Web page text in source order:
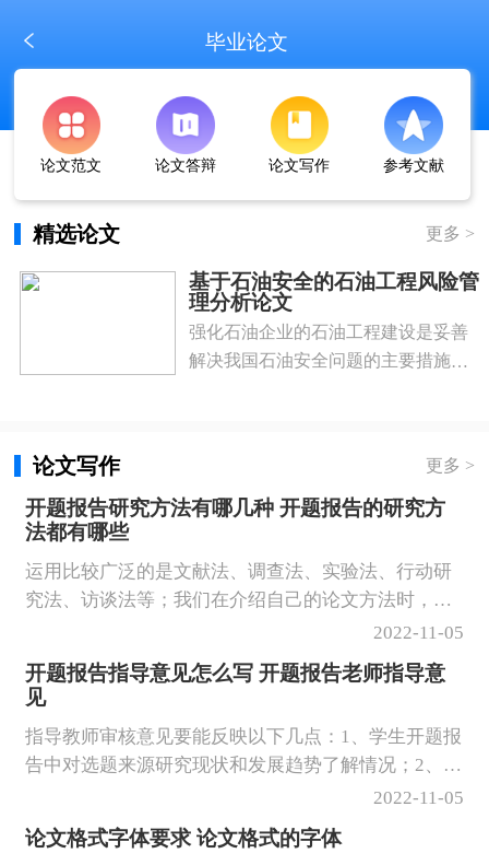
毕业论文
论文范文 论文答辩 论文写作 参考文献
精选论文 更多 >
基于石油安全的石油工程风险管
理分析论文
强化石油企业的石油工程建设是妥善
解决我国石油安全问题的主要措施，
管理，企业应当强化风险管理识别意
识、建立健全风险管理体系、综合运
素质等，以此，才可为我国全面发展
与建设作出应有贡献。
论文写作 更多 >
开题报告研究方法有哪几种 开题报告的研究方
法都有哪些
运用比较广泛的是文献法、调查法、实验法、行动研
究法、访谈法等；我们在介绍自己的论文方法时，不
是对方法概念的解释，而是要介绍你如何使用的研究
方法，比如问卷调查法，你就要阐述清楚你的问卷是
自制的呢？还是沿用的前人的呢？我们在研究用，不
要罗列一大堆的研究方法，主要提炼一两种研究方
法，侧重研究就可以了。
2022-11-05
开题报告指导意见怎么写 开题报告老师指导意
见
指导教师审核意见要能反映以下几点：1、学生开题报
告中对选题来源研究现状和发展趋势了解情况；2、学
生开题报告中研究的基本内容、研究的主要问题、研
究的方向是否明确；3、学生开题报告中研究的方法及
措施是否可行；4、学生开题报告中研究工作的步骤、
2022-11-05
论文格式字体要求 论文格式的字体